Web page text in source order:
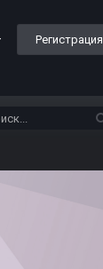
Регистрация